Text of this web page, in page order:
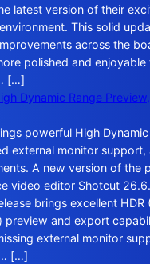
latest version of their
This solid
across the
polished and
[…]
Dynamic Range
powerful High Dynamic
external monitor support,
A new version of the
video editor Shotcut
brings excellent HDR
preview and export
external monitor
[…]